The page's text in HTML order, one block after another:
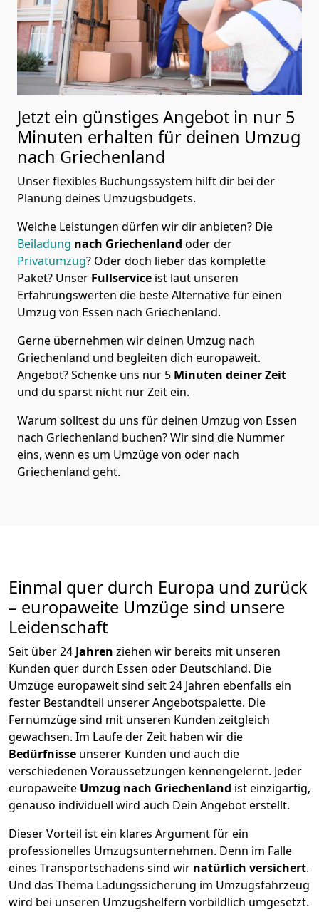
Jetzt ein günstiges Angebot in nur 5
Minuten erhalten für deinen Umzug
nach Griechenland
Unser flexibles Buchungssystem hilft dir bei der
Planung deines Umzugsbudgets.
Welche Leistungen dürfen wir dir anbieten? Die
Beiladung nach Griechenland oder der
Privatumzug? Oder doch lieber das komplette
Paket? Unser Fullservice ist laut unseren
Erfahrungswerten die beste Alternative für einen
Umzug von Essen nach Griechenland.
Gerne übernehmen wir deinen Umzug nach
Griechenland und begleiten dich europaweit.
Angebot? Schenke uns nur 5 Minuten deiner Zeit
und du sparst nicht nur Zeit ein.
Warum solltest du uns für deinen Umzug von Essen
nach Griechenland buchen? Wir sind die Nummer
eins, wenn es um Umzüge von oder nach
Griechenland geht.
Einmal quer durch Europa und zurück
– europaweite Umzüge sind unsere
Leidenschaft
Seit über24 Jahren ziehen wir bereits mit unseren
Kunden quer durch Essen oder Deutschland. Die
Umzüge europaweit sind seit24 Jahren ebenfalls ein
fester Bestandteil unserer Angebotspalette. Die
Fernumzüge sind mit unseren Kunden zeitgleich
gewachsen. Im Laufe der Zeit haben wir die
Bedürfnisse unserer Kunden und auch die
verschiedenen Voraussetzungen kennengelernt. Jeder
europaweite Umzug nach Griechenland ist einzigartig,
genauso individuell wird auch Dein Angebot erstellt.
Dieser Vorteil ist ein klares Argument für ein
professionelles Umzugsunternehmen. Denn im Falle
eines Transportschadens sind wir natürlich versichert.
Und das Thema Ladungssicherung im Umzugsfahrzeug
wird bei unseren Umzugshelfern vorbildlich umgesetzt.